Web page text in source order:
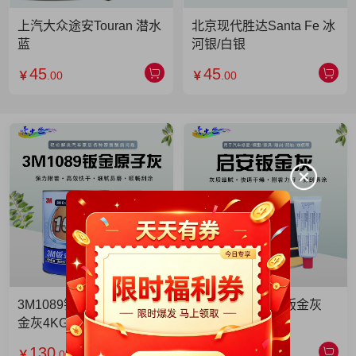
上汽大众途安Touran 潜水
蓝
￥45 .00
北京现代胜达Santa Fe 冰
河银/白银
￥45 .00
3M1089钣金灰 3M1089钣
金灰4KG 单罐
130
启安钣金灰 启安钣金灰
2KG 单罐
49